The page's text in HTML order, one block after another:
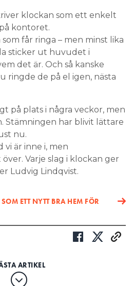
klockan som ett enkelt
kontoret.
får ringa – men minst lika
sticker ut huvudet i
det är. Och så kanske
ringde de på el igen, nästa
på plats i några veckor, men
Stämningen har blivit lättare
nu.
vi är inne i, men
Varje slag i klockan ger
Ludvig Lindqvist.
ETT NYTT BRA HEM FÖR